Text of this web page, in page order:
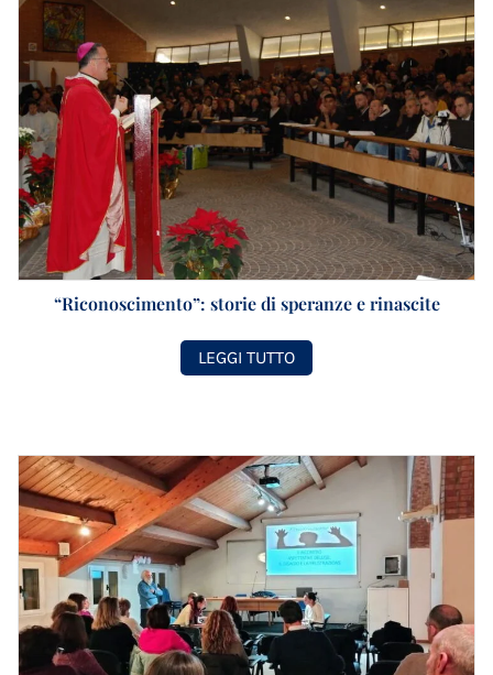
“Riconoscimento”: storie di speranze e rinascite
LEGGI TUTTO